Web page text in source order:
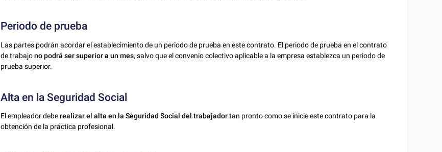
Periodo de prueba
Las partes podrán acordar el establecimiento de un periodo de prueba en este contrato. El periodo de prueba en el contrato
de trabajono podrá ser superior a un mes, salvo que elconvenio colectivo aplicable a la empresa establezca un periodo de
prueba superior.
Alta en la Seguridad Social
El empleador deberealizar el alta en la Seguridad Social del trabajadortan pronto como se inicie este contrato para la
obtención de la práctica profesional.